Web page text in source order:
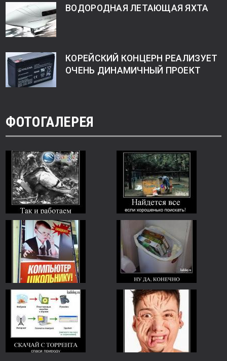
ВОДОРОДНАЯ ЛЕТАЮЩАЯ ЯХТА
КОРЕЙСКИЙ КОНЦЕРН РЕАЛИЗУЕТ
ОЧЕНЬ ДИНАМИЧНЫЙ ПРОЕКТ
ФОТОГАЛЕРЕЯ